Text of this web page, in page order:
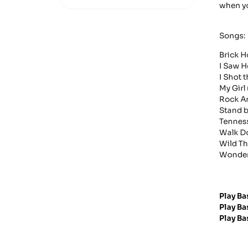
when
Songs:
Brick
I Saw
I Shot
My Girl
Rock
Stand
Walk
Wild
Play
Play
Play